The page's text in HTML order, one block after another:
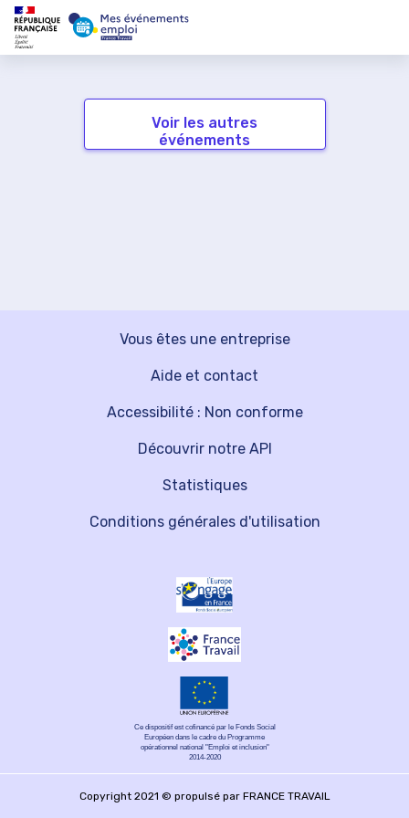
Voir les autres
événements
Vous êtes une entreprise
Découvrir notre API
Aide et contact
Statistiques
Accessibilité : Non conforme
Conditions générales d'utilisation
Ce dispositif est cofinancé par le Fonds Social
Européen dans le cadre du Programme
opérationnel national "Emploi et inclusion"
2014-2020
Copyright 2021 © propulsé par FRANCE TRAVAIL